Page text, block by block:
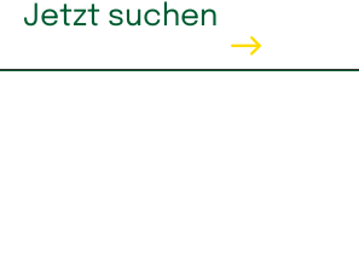
Jetzt suchen